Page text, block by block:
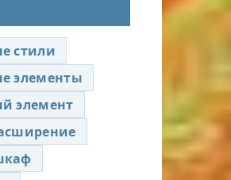
стили
элементы
элемент